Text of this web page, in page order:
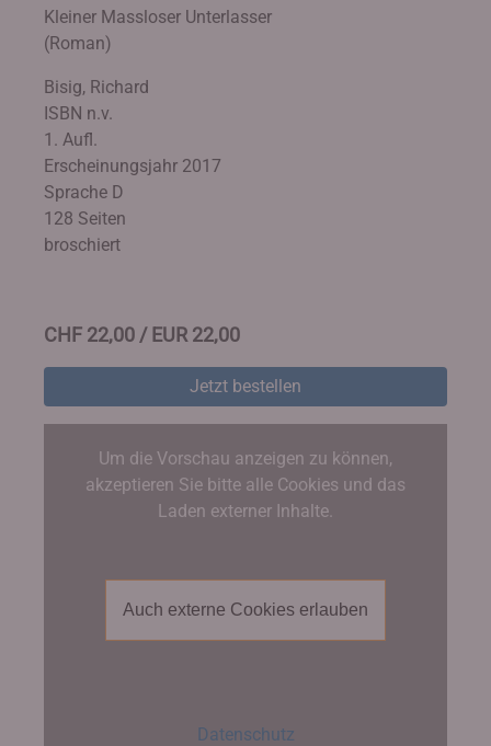
Kleiner Massloser Unterlasser
(Roman)
Bisig, Richard
ISBN n.v.
1. Aufl.
Erscheinungsjahr 2017
Sprache D
128 Seiten
broschiert
CHF 22,00 / EUR 22,00
Jetzt bestellen
Um die Vorschau anzeigen zu können,
akzeptieren Sie bitte alle Cookies und das
Laden externer Inhalte.
Auch externe Cookies erlauben
Datenschutz